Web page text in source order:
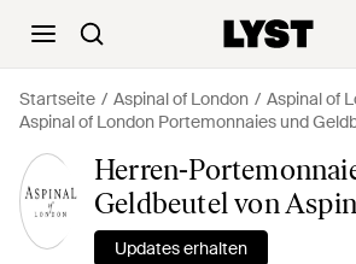
Startseite Aspinal of London
Aspinal of
Aspinal of London Portemonnaies und
Herren-
Geldbeutel von
Updates erhalten